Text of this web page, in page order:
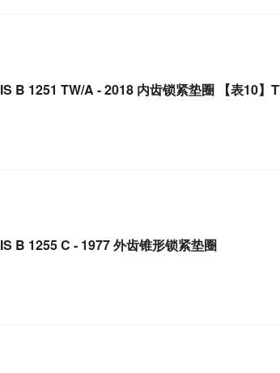
B 1251 TW/A - 2018 内齿锁紧垫圈 【表10】
B 1255 C - 1977 外齿锥形锁紧垫圈